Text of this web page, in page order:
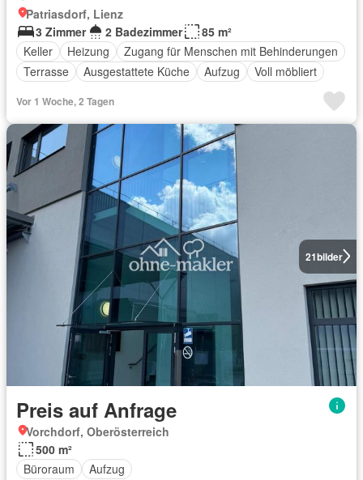
Patriasdorf, Lienz
3 Zimmer
2 Badezimmer
85 m²
Keller
Heizung
Zugang für Menschen mit Behinderungen
Terrasse
Ausgestattete Küche Aufzug Voll möbliert
Vor 1 Woche, 2 Tagen
21bilder
Preis auf Anfrage
Vorchdorf, Oberösterreich
500 m²
Büroraum
Aufzug